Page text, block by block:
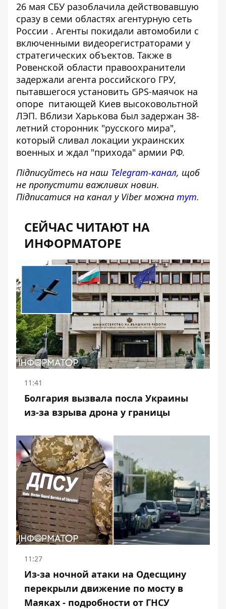
26 мая СБУ разоблачила действовавшую
сразу в семи областях агентурную сеть
России . Агенты покидали автомобили с
включенными видеорегистраторами у
стратегических объектов. Также в
Ровенской области правоохранители
задержали агента российского ГРУ,
пытавшегося установить GPS-маячок на
опоре питающей Киев высоковольтной
ЛЭП. Вблизи Харькова был задержан 38-
летний сторонник "русского мира",
который сливал локации украинских
военных и ждал "прихода" армии РФ.
Підписуйтесь на наш Telegram-канал, щоб
не пропустити важливих новин.
Підписатися на канал у Viber можна тут.
СЕЙЧАС ЧИТАЮТ НА
ИНФОРМАТОРЕ
11:41
Болгария вызвала посла Украины
из-за взрыва дрона у границы
11:27
Из-за ночной атаки на Одесщину
перекрыли движение по мосту в
Маяках - подробности от ГНСУ